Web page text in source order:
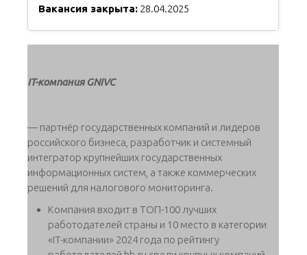
Вакансия закрыта: 28.04.2025
IT-компания GNIVC
— партнёр государственных компаний и лидеров
российского бизнеса, разработчик и системный
интегратор крупнейших государственных
информационных систем, а также коммерческих
решений для налогового мониторинга.
Компания входит в ТОП-100 лучших
работодателей страны и 10 место в категории
«IT-компании» 2024 года по рейтингу